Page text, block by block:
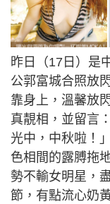
昨日（17日）是
公郭富城合照放
靠身上，溫馨放
真靚相，並留言
光中，中秋啦！
色相間的露膊拖
勢不輸女明星，
節，有點流心奶